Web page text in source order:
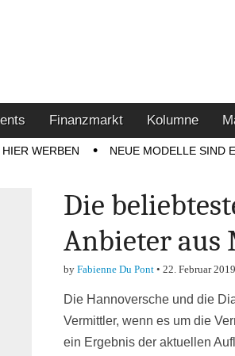
Finanzmarkt Kolumne
WERBEN NEUE MODELLE SIND
Die
Anbieter aus
by Fabienne Du Pont • 22. Februar 2019
Die Hannoversche und die
Vermittler, wenn es um die
ein Ergebnis der aktuellen